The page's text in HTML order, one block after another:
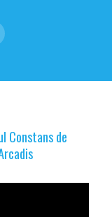
Constans de